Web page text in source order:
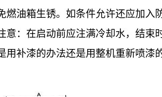
油箱生锈。如条件允许还应加
：在启动前应注满冷却水，结
补漆的办法还是用整机重新喷